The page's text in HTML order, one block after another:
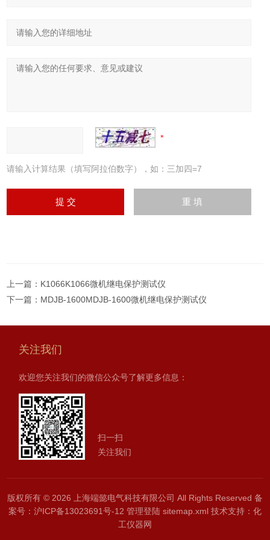
请输入计算结果（填写阿拉伯数字），如：三加四=7
上一篇： K1066K1066微机继电保护测试仪
下一篇： MDJB-1600MDJB-1600微机继电保护测试仪
关注我们
欢迎您关注我们的微信公众号了解更多信息：
扫一扫
关注我们
版权所有 © 2026 上海端懿电气科技有限公司 All Rights Reserved 备
案号：沪ICP备13023691号-12 管理登陆 sitemap.xml 技术支持： 化
工仪器网